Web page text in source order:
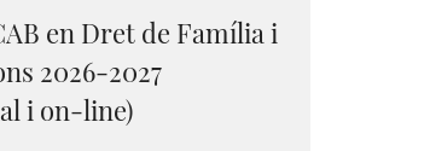
en Dret de Família i
2026-2027
i on-line)